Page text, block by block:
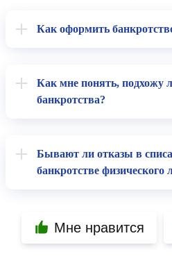
Как оформить
Как мне понять, подхожу
банкротства?
Бывают ли отказы в
банкротстве физического
Мне нравится